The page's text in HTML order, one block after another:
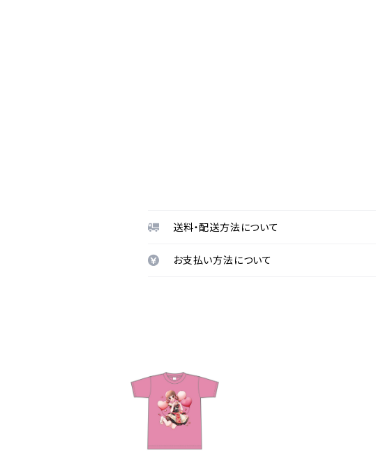
送料・配送方法について
お支払い方法について